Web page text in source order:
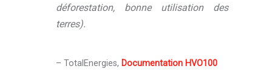
déforestation, bonne utilisation des
terres).
– TotalEnergies, Documentation HVO100